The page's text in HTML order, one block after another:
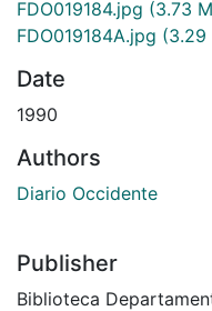
FDO019184.jpg (3.73
FDO019184A.jpg (3.29
Date
1990
Authors
Diario Occidente
Publisher
Biblioteca